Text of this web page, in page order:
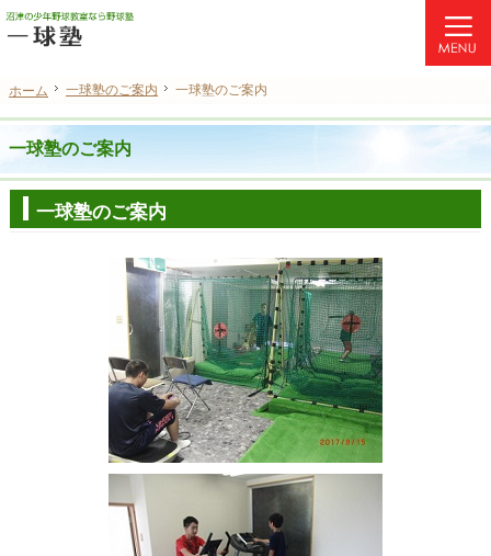
ホーム 一球塾のご案内 一球塾のご案内
一球塾のご案内
一球塾のご案内
ホーム 一球塾のご案内 一球塾のご案内